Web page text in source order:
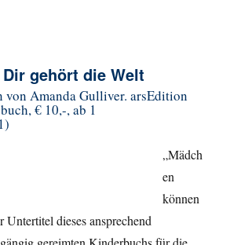
gehört die Welt
Amanda Gulliver. arsEdition
€ 10,-, ab 1
„Mädch
en
können
Untertitel dieses ansprechend